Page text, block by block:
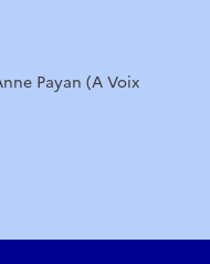
Payan (A Voix